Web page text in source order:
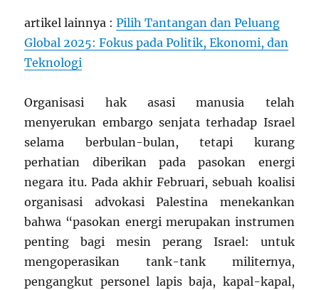
artikel lainnya :Pilih Tantangan dan Peluang
Global 2025: Fokus pada Politik, Ekonomi, dan
Teknologi
Organisasi hak asasi manusia telah
menyerukan embargo senjata terhadap Israel
selama berbulan-bulan, tetapi kurang
perhatian diberikan pada pasokan energi
negara itu. Pada akhir Februari, sebuah koalisi
organisasi advokasi Palestina menekankan
bahwa “pasokan energi merupakan instrumen
penting bagi mesin perang Israel: untuk
mengoperasikan tank-tank militernya,
pengangkut personel lapis baja, kapal-kapal,